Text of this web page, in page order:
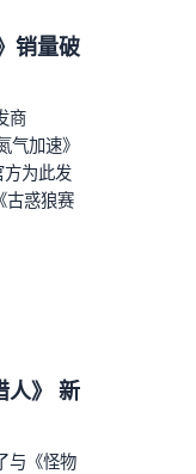
销量破
商
加速》
方为此发
古惑狼赛
人》 新
与《怪物